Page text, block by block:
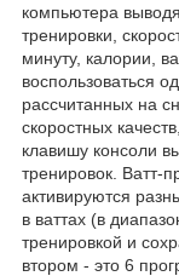
компьютера
тренировки,
минуту, калории,
воспользоваться
рассчитанных на
скоростных
клавишу консоли
тренировок. Ватт-
активируются
в ваттах (в
тренировкой и
втором - это 6